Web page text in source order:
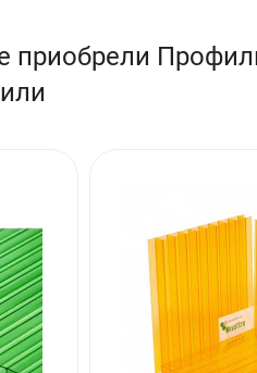
приобрели